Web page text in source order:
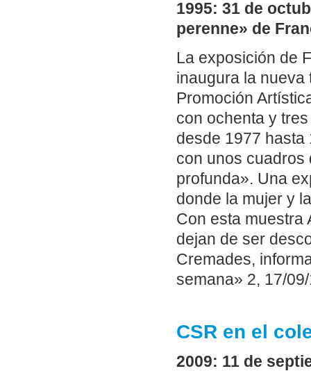
1995: 31 de
perenne» de
La exposición de
inaugura la nueva
Promoción
con ochenta y
desde 1977 hasta
con unos cuadros
profunda». Una
donde la mujer y
Con esta muestra
dejan de ser
Cremades,
semana» 2, 17/
CSR en el
2009: 11 de